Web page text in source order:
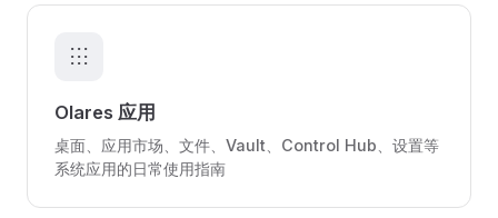
apps
Olares 应用
桌面、应用市场、文件、Vault、Control Hub、设置等
系统应用的日常使用指南